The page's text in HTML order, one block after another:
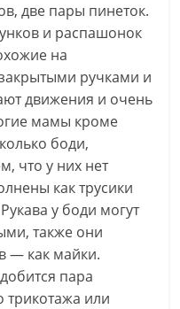
две пары пинеток.
и распашонок
на
ручками и
движения и очень
мамы кроме
боди,
что у них нет
как трусики
у боди могут
также они
— как майки.
пара
трикотажа или